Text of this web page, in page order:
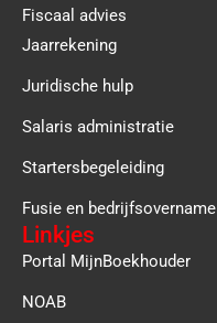
Fiscaal advies
Jaarrekening
Juridische hulp
Salaris administratie
Startersbegeleiding
Fusie en bedrijfsovername
Linkjes
Portal MijnBoekhouder
NOAB